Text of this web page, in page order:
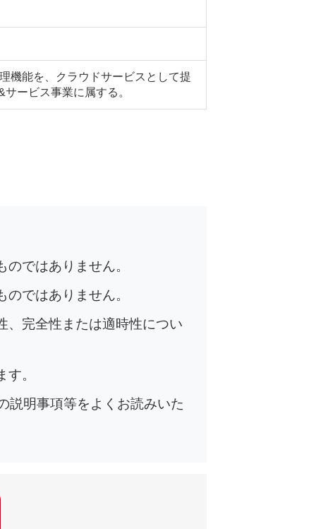
機能を、クラウドサービスとして提
ービス事業に属する。
ではありません。
ではありません。
、完全性または適時性につい
。
説明事項等をよくお読みいた